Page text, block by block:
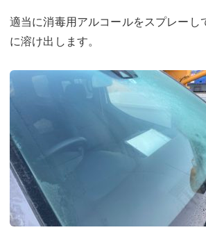
適当に消毒用アルコールをスプレーし
に溶け出します。